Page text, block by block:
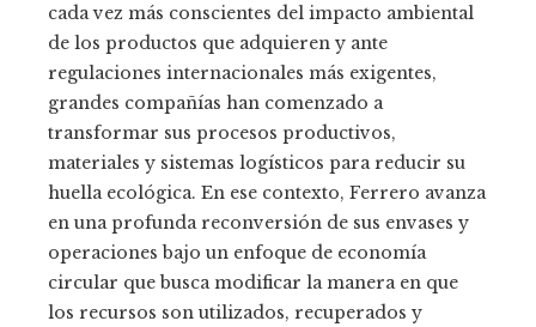
cada vez más conscientes del impacto ambiental
de los productos que adquieren y ante
regulaciones internacionales más exigentes,
grandes compañías han comenzado a
transformar sus procesos productivos,
materiales y sistemas logísticos para reducir su
huella ecológica. En ese contexto, Ferrero avanza
en una profunda reconversión de sus envases y
operaciones bajo un enfoque de economía
circular que busca modificar la manera en que
los recursos son utilizados, recuperados y